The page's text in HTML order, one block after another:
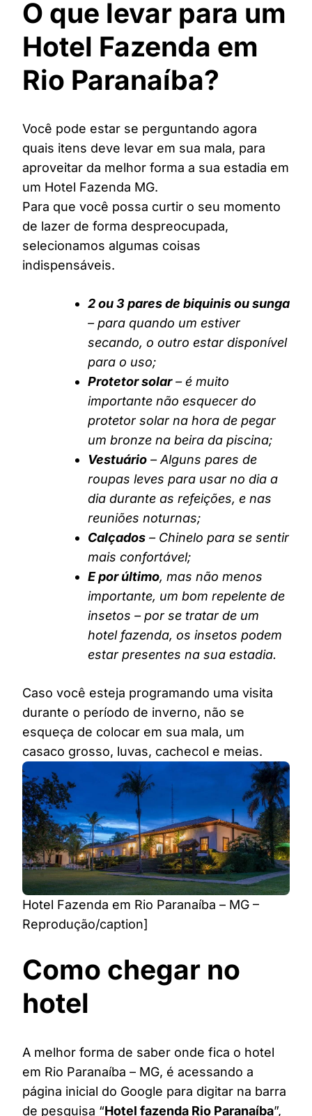
O que levar para um
Hotel Fazenda em
Rio Paranaíba?
Você pode estar se perguntando agora
quais itens deve levar em sua mala, para
aproveitar da melhor forma a sua estadia em
um Hotel Fazenda MG.
Para que você possa curtir o seu momento
de lazer de forma despreocupada,
selecionamos algumas coisas
indispensáveis.
2 ou 3 pares de biquinis ou sunga
– para quando um estiver
secando, o outro estar disponível
para o uso;
Protetor solar– é muito
importante não esquecer do
protetor solar na hora de pegar
um bronze na beira da piscina;
Vestuário – Alguns pares de
roupas leves para usar no dia a
dia durante as refeições, e nas
reuniões noturnas;
Calçados – Chinelo para se sentir
mais confortável;
E por último, mas não menos
importante, um bom repelente de
insetos – por se tratar de um
hotel fazenda, os insetos podem
estar presentes na sua estadia.
Caso você esteja programando uma visita
durante o período de inverno, não se
esqueça de colocar em sua mala, um
casaco grosso, luvas, cachecol e meias.
Hotel Fazenda em Rio Paranaíba – MG –
Reprodução/caption]
Como chegar no
hotel
A melhor forma de saber onde fica o hotel
em Rio Paranaíba – MG, é acessando a
página inicial do Google para digitar na barra
de pesquisa “Hotel fazenda Rio Paranaíba”,